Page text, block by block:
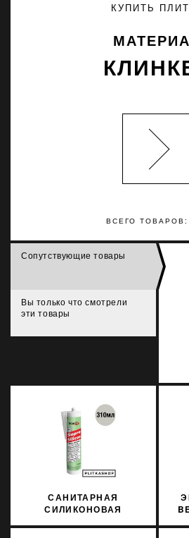
ВСЕГО ТОВАРОВ:
КУПИТЬ
Сопутствующие товары
Вы только что смотрели
эти товары
САНИТАРНАЯ
СИЛИКОНОВАЯ